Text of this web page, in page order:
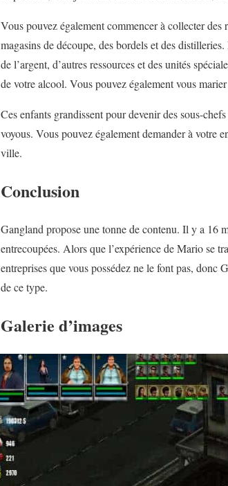
Vous pouvez également commencer à collecter des
magasins de découpe, des bordels et des
de l’argent, d’autres ressources et des unités
de votre alcool. Vous pouvez également vous
Ces enfants grandissent pour devenir des sous-
voyous. Vous pouvez également demander à votre
ville.
Conclusion
Gangland propose une tonne de contenu. Il y a 16
entrecoupées. Alors que l’expérience de Mario se
entreprises que vous possédez ne le font pas,
de ce type.
Galerie d’images